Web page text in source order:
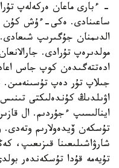
- ءبارى ماعان ەركەلەپ
ساعىنادى. ەكى-ءۇش كۇن
الدىمنان جۇگىرىپ
مولدىرەپ تۇرادى.
ادەتتەگىدەن كوپ جاس
جىلاپ تۇر دەپ تۇسىنەمىن.
اۋىلدىڭ كۇندەلىكتى
اينالىسىپ ءجۇردىم. ال
تۇسكەن ۆيدەولارىم وتەدى.
شارۋاشىلىعىنا قىزىعىپ،
تۇيەمە قۇدا تۇسكەندەر